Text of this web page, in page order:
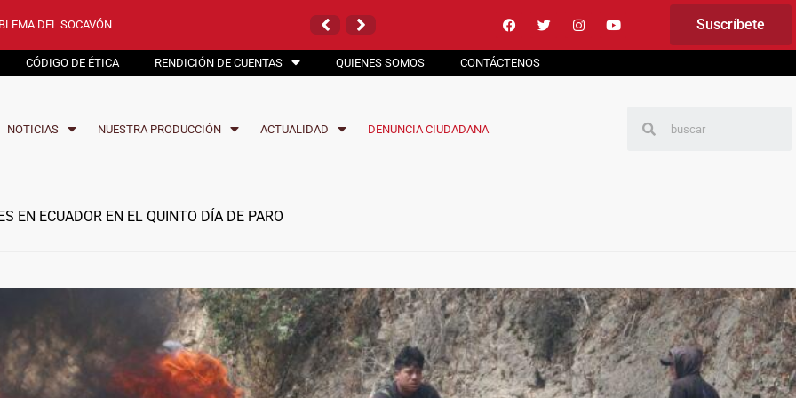
DE LOS INCAS
DEL SOCAVÓN
DE LOS INCAS Suscríbete
CÓDIGO DE ÉTICA RENDICIÓN DE CUENTAS QUIENES SOMOS CONTÁCTENOS
NOTICIAS NUESTRA PRODUCCIÓN ACTUALIDAD DENUNCIA CIUDADANA
EN ECUADOR EN EL QUINTO DÍA DE PARO